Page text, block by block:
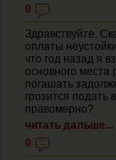
0
Здравствуйте.
оплаты
что год назад я
основного
погашать
грозится подать
правомерно?
читать дальше...
0